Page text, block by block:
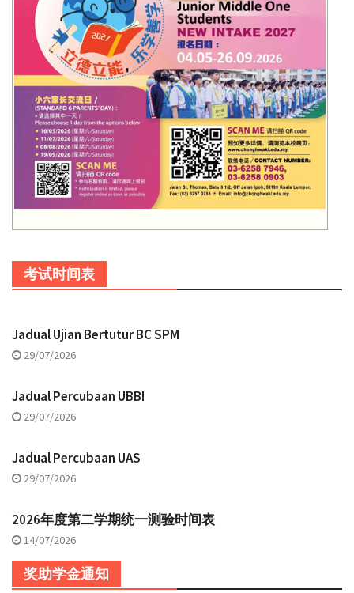
考试时间表
Jadual Ujian Bertutur BC SPM
29/07/2026
Jadual Percubaan UBBI
29/07/2026
Jadual Percubaan UAS
29/07/2026
2026年度第二学期统一测验时间表
14/07/2026
奖助学金通知